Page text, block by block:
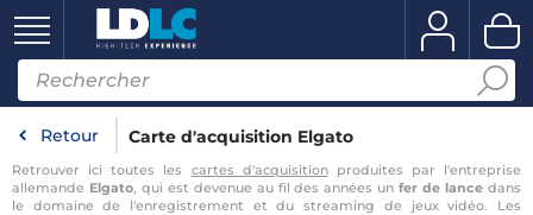
Retour Carte d'acquisition Elgato
Retrouver ici toutes les cartes d'acquisitionproduites par l'entreprise
allemande Elgato, qui est devenue au fil des années unfer de lance dans
le domaine de l'enregistrement et du streaming de jeux vidéo. Les